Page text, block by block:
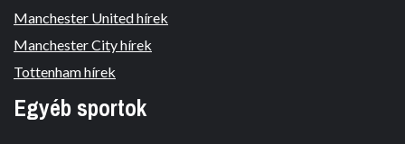
Manchester United hírek
Manchester City hírek
Tottenham hírek
Egyéb sportok